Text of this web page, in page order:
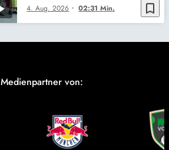
bookmark_border
4. Aug. 2026 02:31 Min.
Medienpartner von: